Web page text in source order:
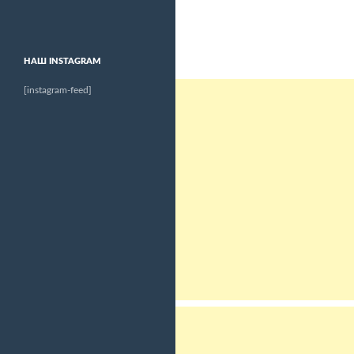
НАШ INSTAGRAM
[instagram-feed]